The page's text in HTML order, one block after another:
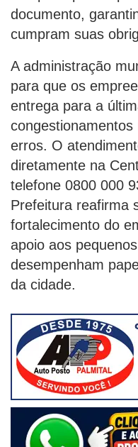
documento,
cumpram suas
A administração
para que os
entrega para a
erros. O
diretamente na
telefone 0800 000
Prefeitura reafirma
fortalecimento do
apoio aos
desempenham
da cidade.